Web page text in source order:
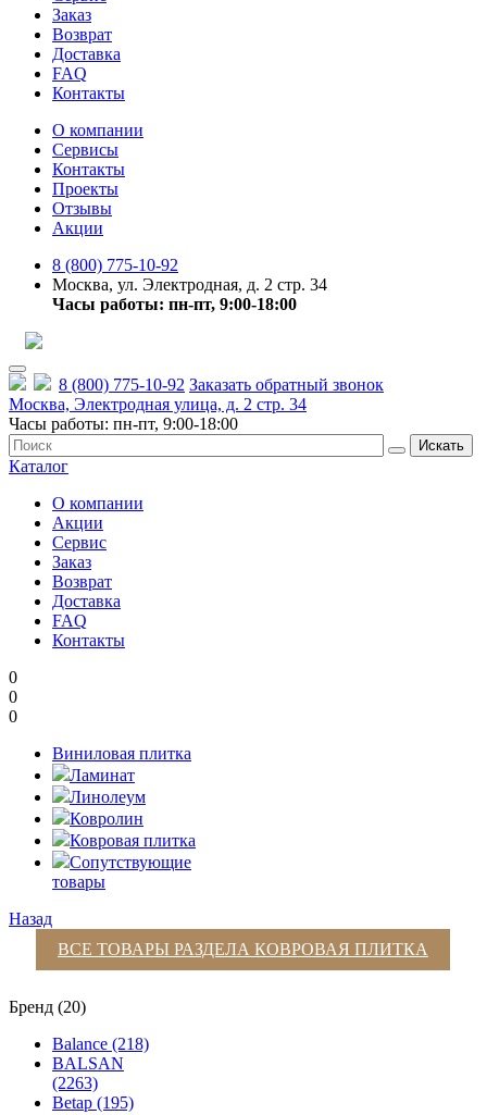
Заказ
Возврат
Доставка
FAQ
Контакты
О компании
Сервисы
Контакты
Проекты
Отзывы
Акции
8 (800) 775-10-92
Москва, ул. Электродная, д. 2 стр. 34
Часы работы: пн-пт, 9:00-18:00
8 (800) 775-10-92 Заказать обратный звонок
Москва, Электродная улица, д. 2 стр. 34
Часы работы: пн-пт, 9:00-18:00
Искать
Каталог
О компании
Акции
Сервис
Заказ
Возврат
Доставка
FAQ
Контакты
0
0
0
Виниловая плитка
Ламинат
Линолеум
Ковролин
Ковровая плитка
Сопутствующие
товары
Назад
ВСЕ ТОВАРЫ РАЗДЕЛА КОВРОВАЯ ПЛИТКА
Бренд (20)
Balance (218)
BALSAN
(2263)
Betap (195)